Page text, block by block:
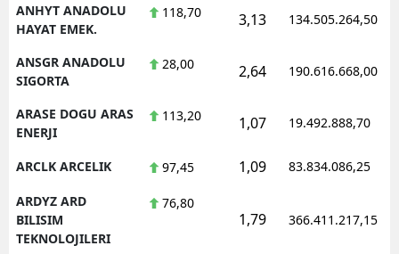
ANHYT ANADOLU
HAYAT EMEK.
118,70 3,13 134.505.264,50
ANSGR ANADOLU
SIGORTA
28,00 2,64 190.616.668,00
ARASE DOGU ARAS
ENERJI
113,20 1,07 19.492.888,70
ARCLK ARCELIK 97,45 1,09 83.834.086,25
ARDYZ ARD
BILISIM
TEKNOLOJILERI
76,80
1,79 366.411.217,15